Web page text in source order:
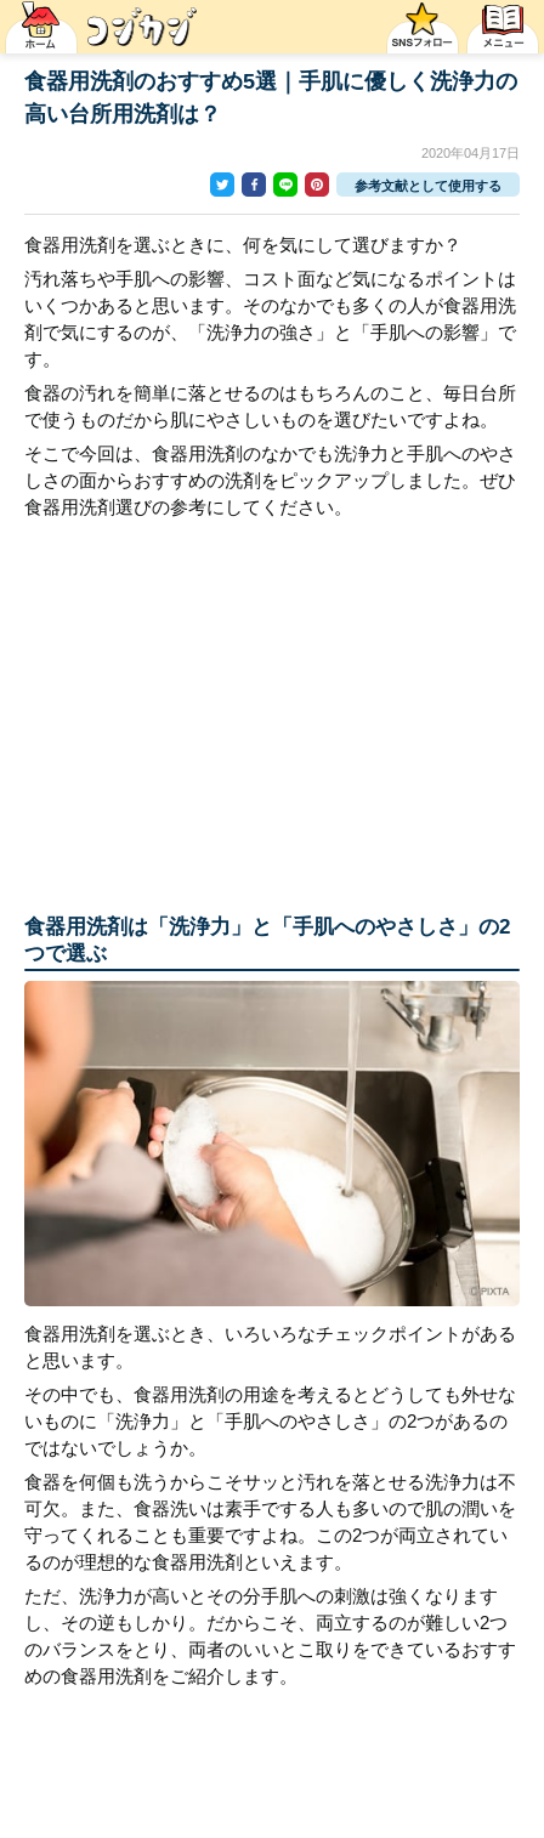
食器用洗剤のおすすめ5選｜手肌に優しく洗浄力の
高い台所用洗剤は？
2020年04月17日
参考文献として使用する
食器用洗剤を選ぶときに、何を気にして選びますか？
汚れ落ちや手肌への影響、コスト面など気になるポイントは
いくつかあると思います。そのなかでも多くの人が食器用洗
剤で気にするのが、「洗浄力の強さ」と「手肌への影響」で
す。
食器の汚れを簡単に落とせるのはもちろんのこと、毎日台所
で使うものだから肌にやさしいものを選びたいですよね。
そこで今回は、食器用洗剤のなかでも洗浄力と手肌へのやさ
しさの面からおすすめの洗剤をピックアップしました。ぜひ
食器用洗剤選びの参考にしてください。
食器用洗剤は「洗浄力」と「手肌へのやさしさ」の2
つで選ぶ
食器用洗剤を選ぶとき、いろいろなチェックポイントがある
と思います。
その中でも、食器用洗剤の用途を考えるとどうしても外せな
いものに「洗浄力」と「手肌へのやさしさ」の2つがあるの
ではないでしょうか。
食器を何個も洗うからこそサッと汚れを落とせる洗浄力は不
可欠。また、食器洗いは素手でする人も多いので肌の潤いを
守ってくれることも重要ですよね。この2つが両立されてい
るのが理想的な食器用洗剤といえます。
ただ、洗浄力が高いとその分手肌への刺激は強くなります
し、その逆もしかり。だからこそ、両立するのが難しい2つ
のバランスをとり、両者のいいとこ取りをできているおすす
めの食器用洗剤をご紹介します。